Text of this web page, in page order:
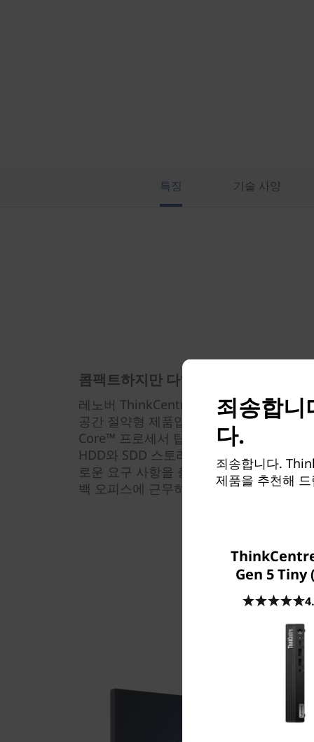
특징 기술 사양
콤팩트하지만 다양한 잠재력 발휘
레노버 ThinkCentre M70q Gen 4
공간 절약형 제품입니다. 이 PC는 최대
Core™ 프로세서 탑재)를 갖춘 풀 사이즈
HDD와 SDD 스토리지를 지원하고, 옵션
로운 요구 사항을 충족할 수도 있습니다.
백 오피스에 근무하는 오늘날 전문가에게
죄송합니
다.
죄송합니다.
제품을 추천해
Gen 5 Tiny